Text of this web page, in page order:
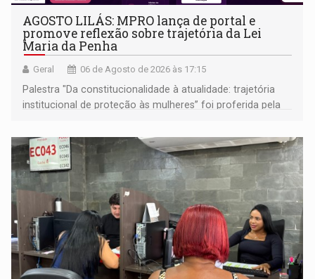
AGOSTO LILÁS: MPRO lança de portal e
promove reflexão sobre trajetória da Lei
Maria da Penha
Geral 06 de Agosto de 2026 às 17:15
Palestra "Da constitucionalidade à atualidade: trajetória
institucional de proteção às mulheres” foi proferida pela
Goiás